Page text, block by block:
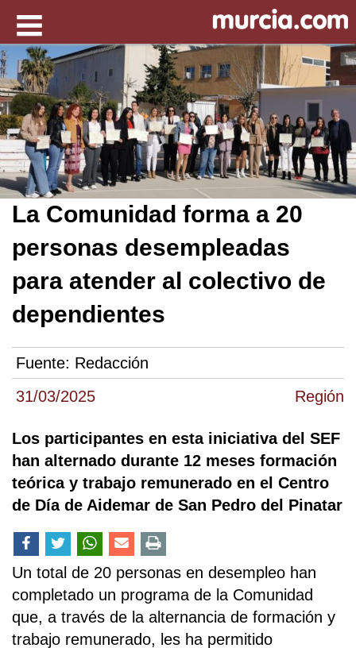
31/03/2025 Región
La Comunidad forma a 20
personas desempleadas
para atender al colectivo de
dependientes
Fuente: Redacción
Los participantes en esta iniciativa del SEF
han alternado durante 12 meses formación
teórica y trabajo remunerado en el Centro
de Día de Aidemar de San Pedro del Pinatar
Un total de 20 personas en desempleo han
completado un programa de la Comunidad
que, a través de la alternancia de formación y
trabajo remunerado, les ha permitido